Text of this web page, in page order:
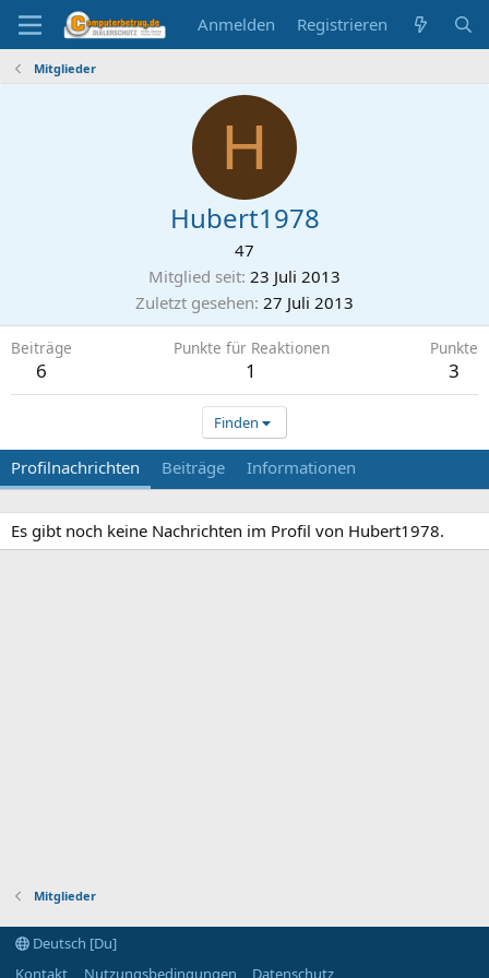
Anmelden Registrieren
Mitglieder
H
Hubert1978
47
Mitglied seit 23 Juli 2013
Zuletzt gesehen 27 Juli 2013
Beiträge
6
Punkte für Reaktionen
1
Punkte
3
Finden
Profilnachrichten Beiträge Informationen
Es gibt noch keine Nachrichten im Profil von Hubert1978.
Mitglieder
Deutsch [Du]
Kontakt
Nutzungsbedingungen Datenschutz